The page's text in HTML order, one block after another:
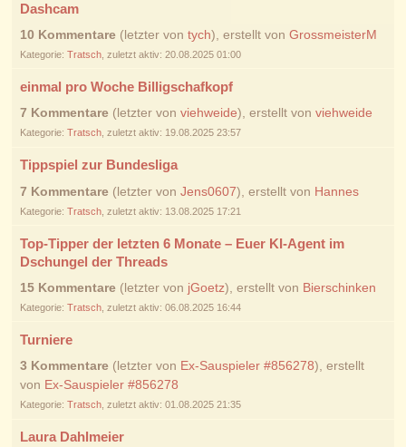
Dashcam
10 Kommentare(letzter von tych), erstellt von GrossmeisterM
Kategorie: Tratsch, zuletzt aktiv: 20.08.2025 01:00
einmal pro Woche Billigschafkopf
7 Kommentare(letzter von viehweide), erstellt von viehweide
Kategorie: Tratsch, zuletzt aktiv: 19.08.2025 23:57
Tippspiel zur Bundesliga
7 Kommentare(letzter von Jens0607), erstellt von Hannes
Kategorie: Tratsch, zuletzt aktiv: 13.08.2025 17:21
Top-Tipper der letzten 6 Monate – Euer KI-Agent im
Dschungel der Threads
15 Kommentare(letzter von jGoetz), erstellt von Bierschinken
Kategorie: Tratsch, zuletzt aktiv: 06.08.2025 16:44
Turniere
3 Kommentare(letzter von Ex-Sauspieler #856278), erstellt
von Ex-Sauspieler #856278
Kategorie: Tratsch, zuletzt aktiv: 01.08.2025 21:35
Laura Dahlmeier